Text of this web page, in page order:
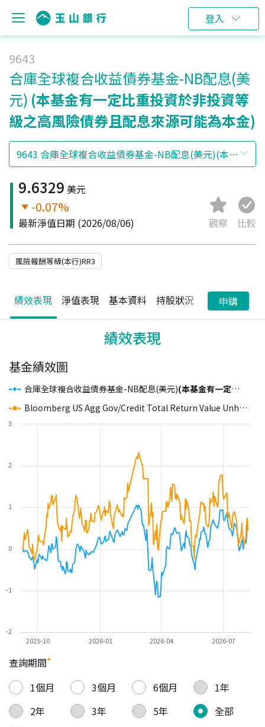
登入
9643
合庫全球複合收益債券基金-NB配息(美
元) (本基金有一定比重投資於非投資等
級之高風險債券且配息來源可能為本金)
9.6329 美元
-0.07%
最新淨值日期 (2026/08/06) 觀察 比較
風險報酬等級(本行)RR3
績效表現 淨值表現 基本資料 持股狀況 配息狀況
申購
績效表現
基金績效圖
合庫全球複合收益債券基金-NB配息(美元)(本基金有一定比重投資於非投資等級之高風險債券且配息來源可能為本金)
Bloomberg US Agg Gov/Credit Total Return Value Unhedged USD
2025-10 2026-01 2026-04 2026-07
-2
-1
0
1
2
3
查詢期間*
1個月
3個月 6個月
1年
2年
3年 5年
全部